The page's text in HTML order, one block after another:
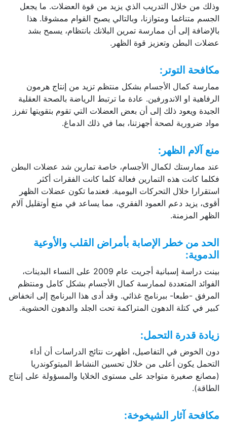
وذلك من خلال التدريب الذي يزيد من قوة العضلات. ما يجعل
الجسم متناغما ومتوازنا، وبالتالي يصبح القوام ممشوقا. هذا
بالإضافة إلى أن ممارسة تمرين البلانك بانتظام، يسمح بشد
عضلات البطن وتعزيز قوة الظهر.
مكافحة التوتر:
ممارسة كمال الأجسام بشكل منتظم تزيد من إنتاج هرمون
الرفاهية او الاندورفين. عادة ما ترتبط الرياضة بالصحة العقلية
الجيدة ويعود ذلك إلى أن بعض العضلات التي تقوم بتقويتها تفرز
مواد ضرورية لصحة أجهزتنا، بما في ذلك الدماغ.
منع آلام الظهر:
عند ممارستك لكمال الأجسام، خاصة تمارين شد عضلات البطن
فكلما كانت هذه التمارين فعالة كلما كانت الفقرات أكثر
استقرارا خلال التحركات اليومية. فعندما تكون عضلات الظهر
أقوى، يزيد دعم العمود الفقري، مما يساعد في منع أوتقليل آلام
الظهر المزمنة.
الحد من خطر الإصابة بأمراض القلب والأوعية
الدموية:
بينت دراسة إسبانية أجريت عام 2009 على النساء البدينات،
الفوائد المتعددة لممارسة كمال الأجسام بشكل كامل ومنتظم
المرفق -طبعا- ببرنامج غذائي. وقد أدى هذا البرنامج إلى انخفاض
كبير في كتلة الدهون المتراكمة تحت الجلد والدهون الحشوية.
زيادة قدرة التحمل:
دون الخوض في التفاصيل، اظهرت نتائج الدراسات أن أداء
التحمل يكون أعلى من خلال تحسين النشاط الميتوكوندريا
(مصانع صغيرة متواجد على مستوى الخلايا والمسؤولة على إنتاج
الطاقة).
مكافحة آثار الشيخوخة: